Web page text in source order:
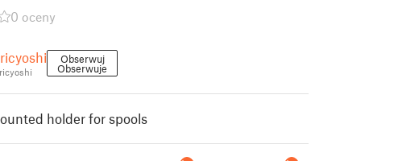
0 oceny
Obserwuj
Obserwuje
holder for spools